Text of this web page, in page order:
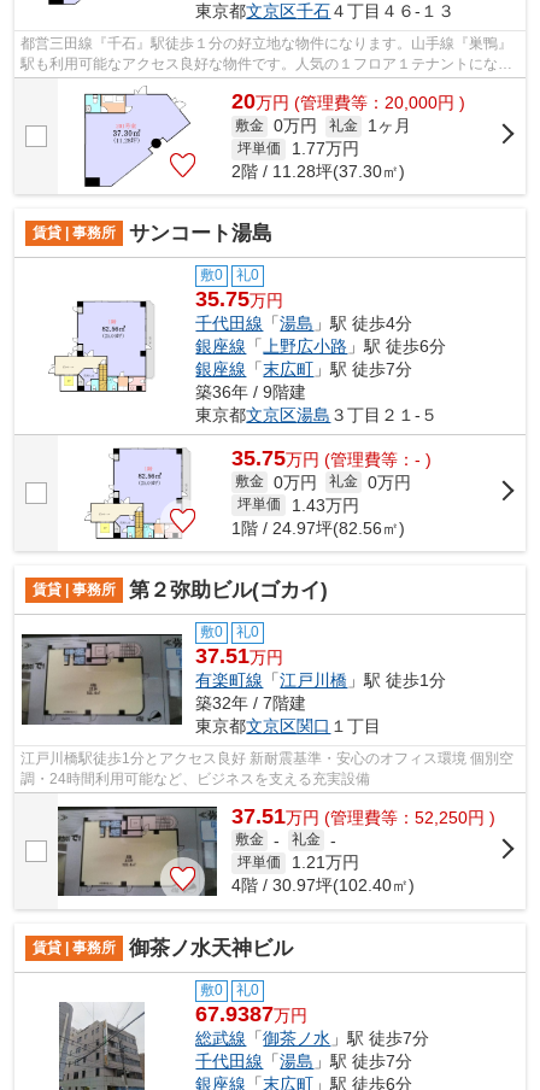
東京都文京区千石４丁目４６-１３
都営三田線『千石』駅徒歩１分の好立地な物件になります。山手線『巣鴨』
駅も利用可能なアクセス良好な物件です。人気の１フロア１テナントになり
ます。窓が多く採光も良好です。
20万円 (管理費等：20,000円 )
敷金 0万円 礼金 1ヶ月
坪単価 1.77万円
2階 / 11.28坪(37.30㎡)
賃貸 | 事務所 サンコート湯島
敷0 礼0
35.75万円
千代田線 「湯島 」駅 徒歩4分
銀座線 「 上野広小路 」駅 徒歩6分
銀座線 「末広町 」駅 徒歩7分
築36年 / 9階建
東京都文京区湯島 ３丁目２１-５
35.75万円 (管理費等：- )
敷金 0万円 礼金 0万円
坪単価 1.43万円
1階 / 24.97坪(82.56㎡)
賃貸 | 事務所 第２弥助ビル(ゴカイ)
敷0 礼0
37.51万円
有楽町線 「江戸川橋 」駅 徒歩1分
築32年 / 7階建
東京都文京区関口 １丁目
江戸川橋駅徒歩1分とアクセス良好 新耐震基準・安心のオフィス環境 個別空
調・24時間利用可能など、ビジネスを支える充実設備
37.51万円 (管理費等：52,250円 )
敷金 - 礼金 -
坪単価 1.21万円
4階 / 30.97坪(102.40㎡)
賃貸 | 事務所 御茶ノ水天神ビル
敷0 礼0
67.9387万円
総武線 「御茶ノ水 」駅 徒歩7分
千代田線 「湯島 」駅 徒歩7分
銀座線 「末広町 」駅 徒歩6分